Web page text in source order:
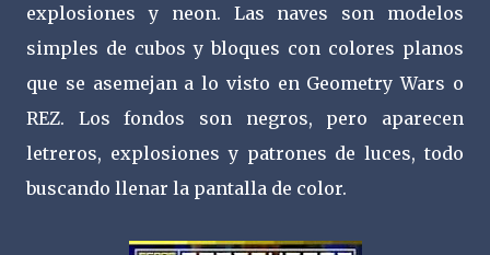
explosiones y neon. Las naves son modelos
simples de cubos y bloques con colores planos
que se asemejan a lo visto en Geometry Wars o
REZ. Los fondos son negros, pero aparecen
letreros, explosiones y patrones de luces, todo
buscando llenar la pantalla de color.